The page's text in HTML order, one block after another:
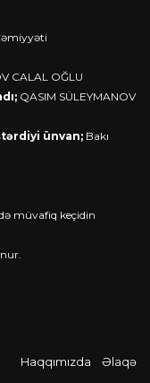
CALAL OĞLU
QASIM SÜLEYMANOV
ünvan; Bakı
müvafiq keçidin
Haqqımızda Əlaqə